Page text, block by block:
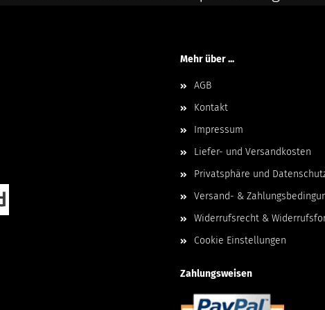
Mehr über ...
AGB
Kontakt
Impressum
Liefer- und Versandkosten
Privatsphäre und
Versand- &
Widerrufsrecht &
Cookie Einstellungen
Zahlungsweisen